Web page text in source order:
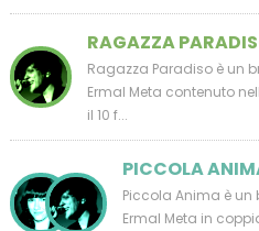
RAGAZZA
Ragazza Paradiso è un
Ermal Meta contenuto
il 10 f...
PICCOLA
Piccola Anima è un
Ermal Meta in